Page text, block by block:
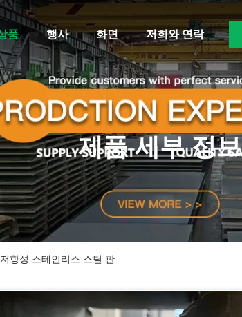
품 행사 화면 저희와 연락
제품 세부 정보
항성 스테인리스 스틸 판